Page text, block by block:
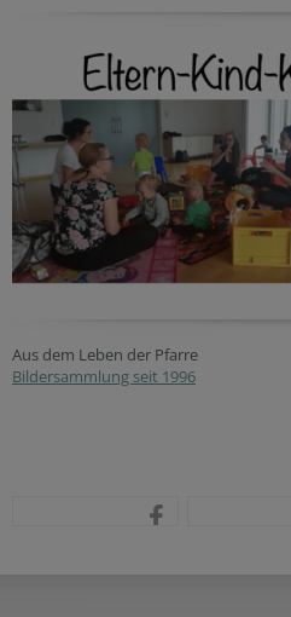
Aus dem Leben der Pfarre
Bildersammlung seit 1996